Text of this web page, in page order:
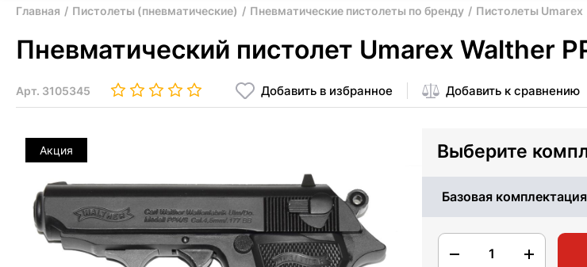
Главная Пистолеты (пневматические) Пневматические пистолеты по бренду Пистолеты Umarex
Пневматический пистолет Umarex Walther
Арт. 3105345 Добавить в избранное Добавить к сравнению
Акция Выберите
Базовая комплектация
1